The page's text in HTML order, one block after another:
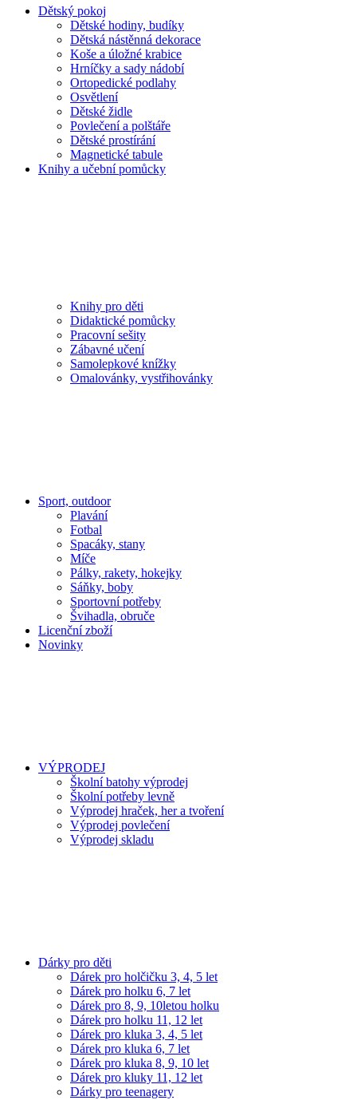
Dětský pokoj
Dětské hodiny, budíky
Dětská nástěnná dekorace
Koše a úložné krabice
Hrníčky a sady nádobí
Ortopedické podlahy
Osvětlení
Dětské židle
Povlečení a polštáře
Dětské prostírání
Magnetické tabule
Knihy a učební pomůcky
Knihy pro děti
Didaktické pomůcky
Pracovní sešity
Zábavné učení
Samolepkové knížky
Omalovánky, vystřihovánky
Sport, outdoor
Plavání
Fotbal
Spacáky, stany
Míče
Pálky, rakety, hokejky
Sáňky, boby
Sportovní potřeby
Švihadla, obruče
Licenční zboží
Novinky
VÝPRODEJ
Školní batohy výprodej
Školní potřeby levně
Výprodej hraček, her a tvoření
Výprodej povlečení
Výprodej skladu
Dárky pro děti
Dárek pro holčičku 3, 4, 5 let
Dárek pro holku 6, 7 let
Dárek pro 8, 9, 10letou holku
Dárek pro holku 11, 12 let
Dárek pro kluka 3, 4, 5 let
Dárek pro kluka 6, 7 let
Dárek pro kluka 8, 9, 10 let
Dárek pro kluky 11, 12 let
Dárky pro teenagery